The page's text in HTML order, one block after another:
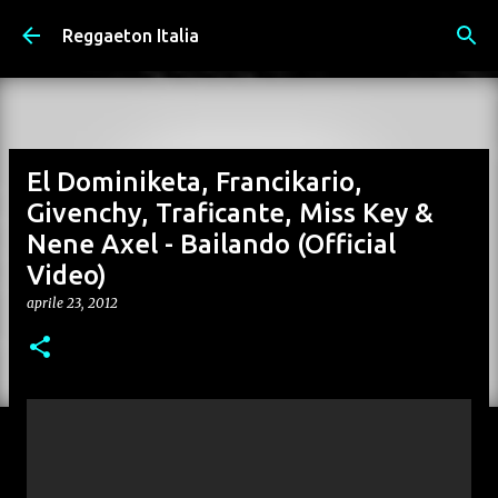
Passa ai contenuti principali
Reggaeton Italia
El Dominiketa, Francikario,
Givenchy, Traficante, Miss Key &
Nene Axel - Bailando (Official
Video)
aprile 23, 2012